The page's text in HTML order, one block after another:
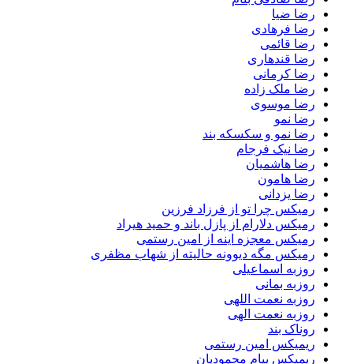
رضا ضیا
رضا فرهادی
رضا قائمی
رضا قندهاری
رضا کرمانی
رضا ملک زاده
رضا موسوی
رضا نمو
رضا نمو و سکسکه بند
رضا نیک فرجام
رضا هاشمیان
رضا هامون
رضا یزدانی
رمیکس چرا تو از فرزاد فرزین
رمیکس دلارام از پازل باند و حمید هیراد
رمیکس معجزه اینه از امین رستمی
رمیکس مگه دیوونه حالیته از شهاب مظفری
روزبه اسماعیلی
روزبه بمانی
روزبه نعمت اللهی
روزبه نعمت الهی
روناک بند
ریمیکس امین رستمی
ریمیکس پیام محمودیان